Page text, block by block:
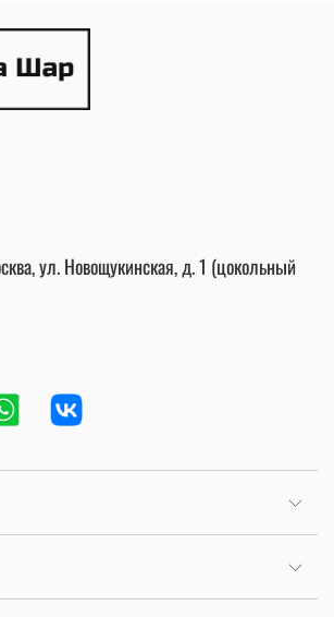
ул. Новощукинская, д. 1 (цокольный